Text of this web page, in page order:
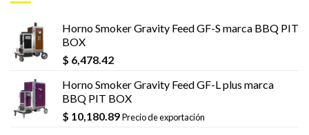
Horno Smoker Gravity Feed GF-S marca BBQ PIT
BOX
$ 6,478.42
Horno Smoker Gravity Feed GF-L plus marca
BBQ PIT BOX
$ 10,180.89Precio de exportación